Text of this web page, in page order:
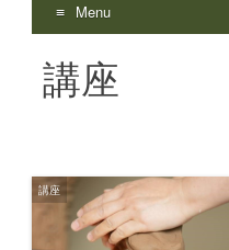
幕別町
ホールで行われる公演
Menu
to
content
講座
講座